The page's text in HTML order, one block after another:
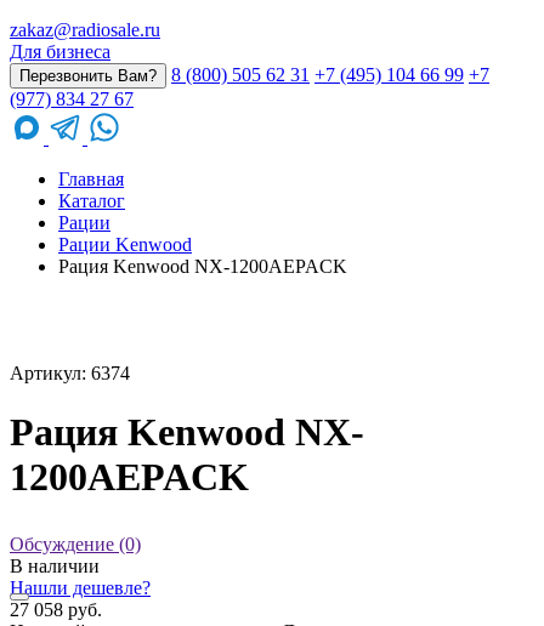
zakaz@radiosale.ru
Для бизнеса
Перезвонить Вам? 8 (800) 505 62 31 +7 (495) 104 66 99 +7
(977) 834 27 67
Главная
Каталог
Рации
Рации Kenwood
Рация Kenwood NX-1200AEPACK
Артикул: 6374
Рация Kenwood NX-
1200AEPACK
Обсуждение (0)
В наличии
Нашли дешевле?
27 058 руб.